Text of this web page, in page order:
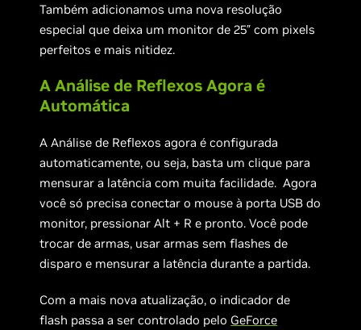
Também adicionamos uma nova resolução
especial que deixa um monitor de 25″ com pixels
perfeitos e mais nitidez.
A Análise de Reflexos Agora é
Automática
A Análise de Reflexos agora é configurada
automaticamente, ou seja, basta um clique para
mensurar a latência com muita facilidade. Agora
você só precisa conectar o mouse à porta USB do
monitor, pressionar Alt + R e pronto. Você pode
trocar de armas, usar armas sem flashes de
disparo e mensurar a latência durante a partida.
Com a mais nova atualização, o indicador de
flash passa a ser controlado pelo GeForce